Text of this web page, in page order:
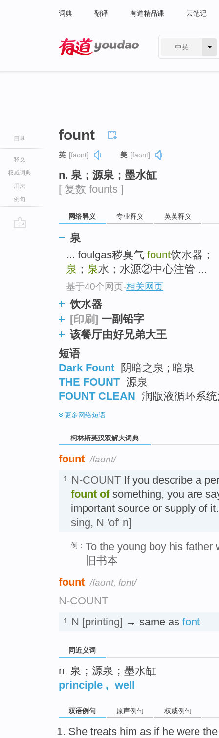
词典 翻译 有道精品课 云笔记
中英
目录
释义
权威词典
用法
例句
fount
英 [faʊnt] 美 [faʊnt]
n. 泉；源泉；墨水缸
[ 复数 founts ]
网络释义 专业释义 英英释义
泉
... foulgas秽臭气 fount饮水器；
泉 ； 泉水；水源②中心注管 ...
基于40个网页-相关网页
饮水器
[印刷] 一副铅字
该餐厅由好兄弟大王
短语
Dark Fount
阴暗之泉 ; 暗泉
THE FOUNT 源泉
FOUNT CLEAN 润版液循环系
更多网络短语
柯林斯英汉双解大词典
fount /faʊnt/
1. N-COUNT If you describe a
fount ofsomething, you are
important source or supply of
sing, N 'of' n]
例： To the young boy his father
旧书本
fount /faʊnt, fɒnt/
N-COUNT
1. N [printing] → same as font
同近义词
n. 泉；源泉；墨水缸
principle , well
双语例句 原声例句 权威例句
She treats him as if he were